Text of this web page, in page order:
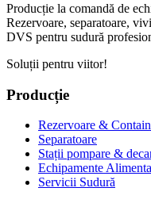
Producție la comandă de
Rezervoare, separatoare,
DVS pentru sudură
Soluții pentru viitor!
Producție
Rezervoare &
Separatoare
Stații pompare &
Echipamente
Servicii Sudură